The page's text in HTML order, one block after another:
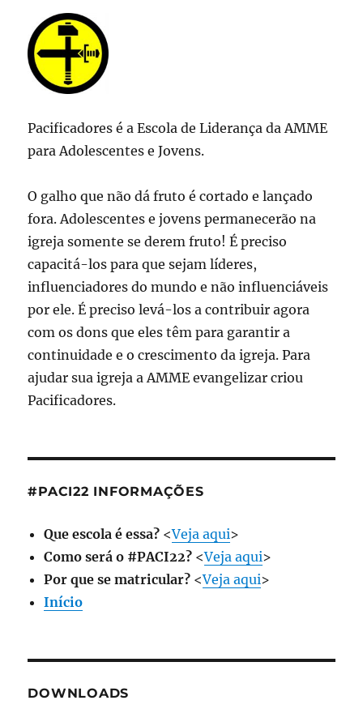
Pacificadores é a Escola de Liderança da AMME
para Adolescentes e Jovens.
O galho que não dá fruto é cortado e lançado
fora. Adolescentes e jovens permanecerão na
igreja somente se derem fruto! É preciso
capacitá-los para que sejam líderes,
influenciadores do mundo e não influenciáveis
por ele. É preciso levá-los a contribuir agora
com os dons que eles têm para garantir a
continuidade e o crescimento da igreja. Para
ajudar sua igreja a AMME evangelizar criou
Pacificadores.
#PACI22 INFORMAÇÕES
Que escola é essa? <Veja aqui>
Como será o #PACI22? <Veja aqui>
Por que se matricular? <Veja aqui>
Início
DOWNLOADS